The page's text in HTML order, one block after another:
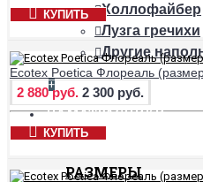
Холлофайбер
Лузга гречихи
Другие
+
НАМАТРАСНИКИ
РАЗМЕРЫ
КУПИТЬ
Ecotex Poetica Флореаль
2 880 руб. 2 300 руб.
КУПИТЬ